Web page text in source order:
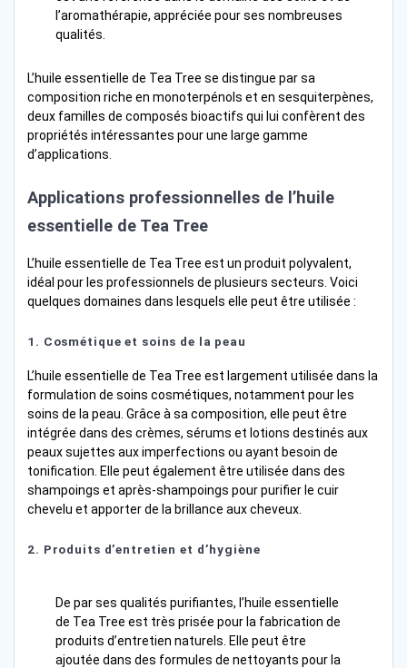
l’aromathérapie, appréciée pour ses nombreuses
qualités.
L’huile essentielle de Tea Tree se distingue par sa
composition riche en monoterpénols et en sesquiterpènes,
deux familles de composés bioactifs qui lui confèrent des
propriétés intéressantes pour une large gamme
d’applications.
Applications professionnelles de l’huile
essentielle de Tea Tree
L’huile essentielle de Tea Tree est un produit polyvalent,
idéal pour les professionnels de plusieurs secteurs. Voici
quelques domaines dans lesquels elle peut être utilisée :
1. Cosmétique et soins de la peau
L’huile essentielle de Tea Tree est largement utilisée dans la
formulation de soins cosmétiques, notamment pour les
soins de la peau. Grâce à sa composition, elle peut être
intégrée dans des crèmes, sérums et lotions destinés aux
peaux sujettes aux imperfections ou ayant besoin de
tonification. Elle peut également être utilisée dans des
shampoings et après-shampoings pour purifier le cuir
chevelu et apporter de la brillance aux cheveux.
2. Produits d’entretien et d’hygiène
De par ses qualités purifiantes, l’huile essentielle
de Tea Tree est très prisée pour la fabrication de
produits d’entretien naturels. Elle peut être
ajoutée dans des formules de nettoyants pour la